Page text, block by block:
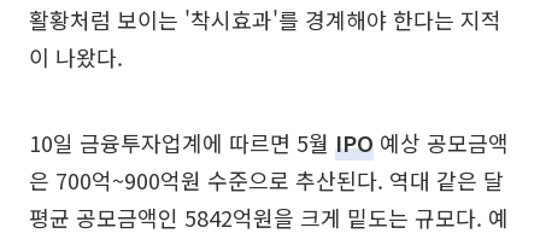
활황처럼 보이는 '착시효과'를 경계해야 한다는 지적
이 나왔다.
10일 금융투자업계에 따르면 5월 IPO 예상 공모금액
은 700억~900억원 수준으로 추산된다. 역대 같은 달
평균 공모금액인 5842억원을 크게 밑도는 규모다. 예